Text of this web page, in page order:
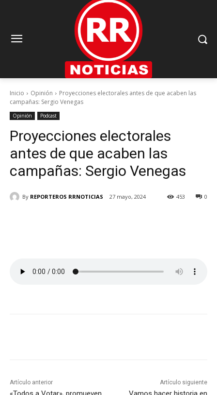
Inicio Opinión
Proyecciones electorales antes de que acaben las
campañas: Sergio Venegas
Opinión Podcast
Proyecciones electorales
antes de que acaben las
campañas: Sergio Venegas
By REPORTEROS RRNOTICIAS 27 mayo, 2024 0
453
Artículo anterior Artículo siguiente